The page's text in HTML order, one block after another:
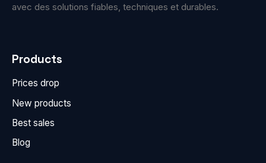
avec des solutions fiables, techniques et durables.
Products
Prices drop
New products
Best sales
Blog